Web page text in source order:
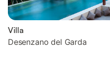
Villa
Desenzano del Garda